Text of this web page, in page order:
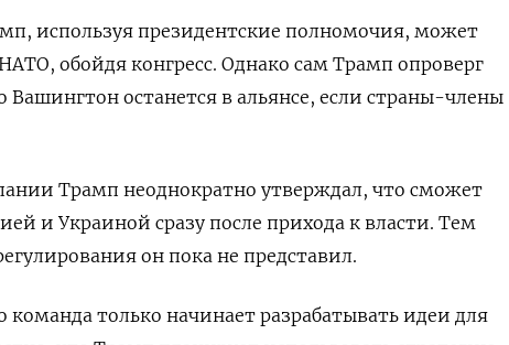
используя президентские полномочия, может
обойдя конгресс. Однако сам Трамп опроверг
Вашингтон останется в альянсе, если страны-члены
Трамп неоднократно утверждал, что сможет
и Украиной сразу после прихода к власти. Тем
он пока не представил.
команда только начинает разрабатывать идеи для